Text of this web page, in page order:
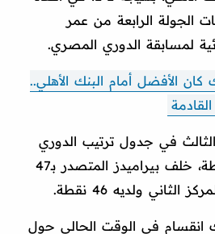
الجولة الرابعة من عمر
لمسابقة الدوري المصري.
كان الأفضل أمام البنك الأهلي..
في جدول ترتيب الدوري
المصري برصيد 40 نقطة، خلف بيراميدز المتصدر بـ47
ولديه 46 نقطة.
انقسام في الوقت الحالي حول